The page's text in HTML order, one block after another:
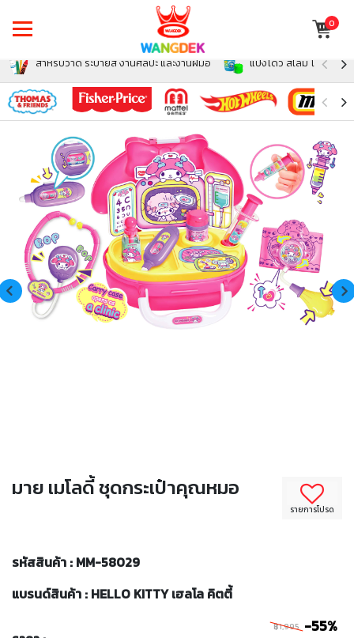
0
สำหรับวาด ระบายสี งานศิลปะ และงานฝีมือ แป้งโดว์ สไลม์ โฟม สำห
รายการโปรด
มาย เมโลดี้ ชุดกระเป๋าคุณหมอ
รหัสสินค้า : MM-58029
แบรนด์สินค้า : HELLO KITTY เฮลโล คิตตี้
฿1,995 -55%